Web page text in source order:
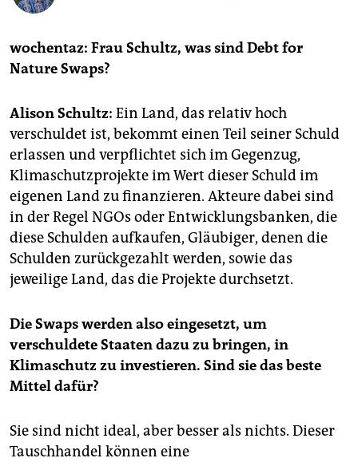
genossenschaft
wochentaz: Frau Schultz, was sind Debt for
Nature Swaps?
Alison Schultz: Ein Land, das relativ hoch
verschuldet ist, bekommt einen Teil seiner Schuld
erlassen und verpflichtet sich im Gegenzug,
Klimaschutzprojekte im Wert dieser Schuld im
eigenen Land zu finanzieren. Akteure dabei sind
in der Regel NGOs oder Entwicklungsbanken, die
diese Schulden aufkaufen, Gläubiger, denen die
Schulden zurückgezahlt werden, sowie das
jeweilige Land, das die Projekte durchsetzt.
Die Swaps werden also eingesetzt, um
verschuldete Staaten dazu zu bringen, in
Klimaschutz zu investieren. Sind sie das beste
Mittel dafür?
Sie sind nicht ideal, aber besser als nichts. Dieser
Tauschhandel können eine